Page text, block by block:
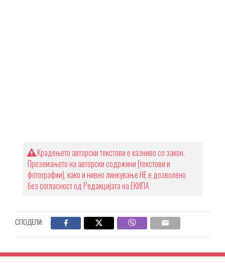
Крадењето авторски текстови е казниво со закон.
Преземањето на авторски содржини (текстови и
фотографии), како и нивно линкување НЕ е дозволено
без согласност од Редакцијата на ЕКИПА
СПОДЕЛИ: